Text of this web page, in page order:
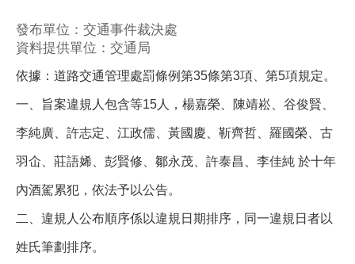
發布單位：交通事件裁決處
資料提供單位：交通局
依據：道路交通管理處罰條例第35條第3項、第5項規定。
一、旨案違規人包含等15人，楊嘉榮、陳靖崧、谷俊賢、
李純廣、許志定、江政儒、黃國慶、靳齊哲、羅國榮、古
羽仚、莊語㛓、彭賢修、鄒永茂、許泰昌、李佳純 於十年
內酒駕累犯，依法予以公告。
二、違規人公布順序係以違規日期排序，同一違規日者以
姓氏筆劃排序。